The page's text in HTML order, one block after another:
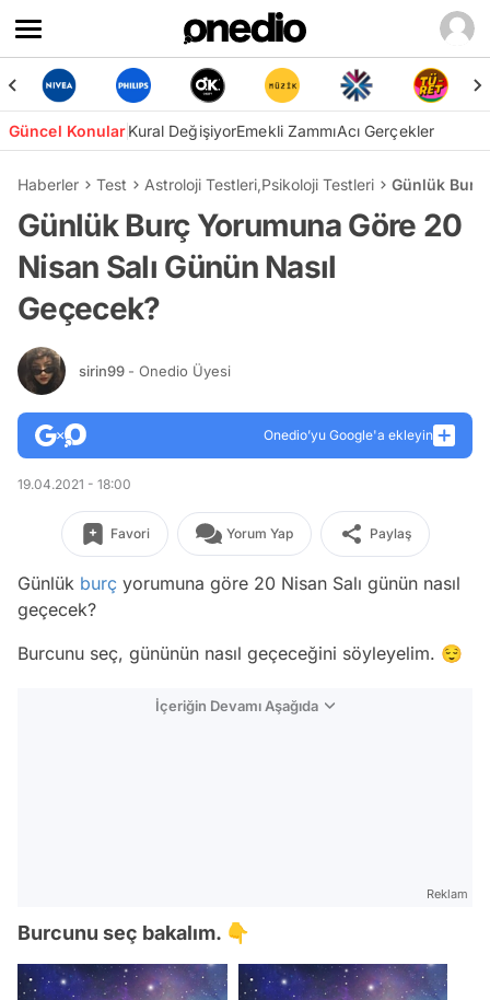
Güncel KonularKural DeğişiyorEmekli ZammıAcı Gerçekler
Haberler Test Astroloji Testleri,Psikoloji Testleri Günlük Burç
Günlük Burç Yorumuna Göre 20
Nisan Salı Günün Nasıl
Geçecek?
sirin99 - Onedio Üyesi
Onedio’yu Google'a ekleyin
19.04.2021 - 18:00
Favori Yorum Yap Paylaş
Günlük burç yorumuna göre 20 Nisan Salı günün nasıl
geçecek?
Burcunu seç, gününün nasıl geçeceğini söyleyelim. 😌
İçeriğin Devamı Aşağıda
Reklam
Burcunu seç bakalım. 👇